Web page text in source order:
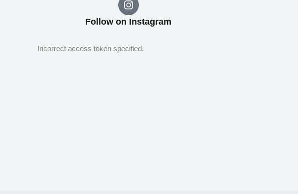
Follow on Instagram​
Incorrect access token specified.